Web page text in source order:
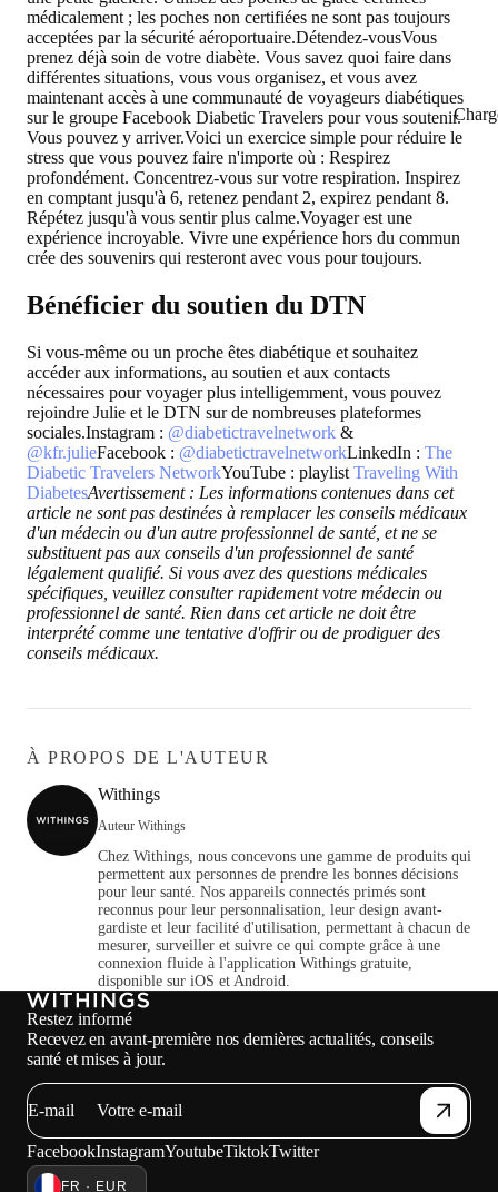
médicalement ; les poches non certifiées ne sont pas toujours
acceptées par la sécurité aéroportuaire.Détendez-vousVous
prenez déjà soin de votre diabète. Vous savez quoi faire dans
différentes situations, vous vous organisez, et vous avez
maintenant accès à une communauté de voyageurs diabétiques
sur le groupe Facebook Diabetic Travelers pour vous soutenir.
Vous pouvez y arriver.Voici un exercice simple pour réduire le
stress que vous pouvez faire n'importe où : Respirez
profondément. Concentrez-vous sur votre respiration. Inspirez
en comptant jusqu'à 6, retenez pendant 2, expirez pendant 8.
Répétez jusqu'à vous sentir plus calme.Voyager est une
expérience incroyable. Vivre une expérience hors du commun
crée des souvenirs qui resteront avec vous pour toujours.
Bénéficier du soutien du DTN
Si vous-même ou un proche êtes diabétique et souhaitez
accéder aux informations, au soutien et aux contacts
nécessaires pour voyager plus intelligemment, vous pouvez
rejoindre Julie et le DTN sur de nombreuses plateformes
sociales.Instagram : @diabetictravelnetwork &
@kfr.julieFacebook : @diabetictravelnetworkLinkedIn : The
Diabetic Travelers NetworkYouTube : playlist Traveling With
DiabetesAvertissement : Les informations contenues dans cet
article ne sont pas destinées à remplacer les conseils médicaux
d'un médecin ou d'un autre professionnel de santé, et ne se
substituent pas aux conseils d'un professionnel de santé
légalement qualifié. Si vous avez des questions médicales
spécifiques, veuillez consulter rapidement votre médecin ou
professionnel de santé. Rien dans cet article ne doit être
interprété comme une tentative d'offrir ou de prodiguer des
conseils médicaux.
À PROPOS DE L'AUTEUR
Withings
Auteur Withings
Chez Withings, nous concevons une gamme de produits qui
permettent aux personnes de prendre les bonnes décisions
pour leur santé. Nos appareils connectés primés sont
reconnus pour leur personnalisation, leur design avant-
gardiste et leur facilité d'utilisation, permettant à chacun de
mesurer, surveiller et suivre ce qui compte grâce à une
connexion fluide à l'application Withings gratuite,
disponible sur iOS et Android.
Restez informé
Recevez en avant-première nos dernières actualités, conseils
santé et mises à jour.
E-mail
FacebookInstagramYoutubeTiktokTwitter
FR · EUR